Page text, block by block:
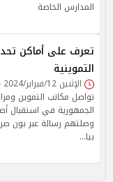
المدارس الخاصة
تعرف على أماكن
التموينية
الإثنين 12/فبراير/2024 - 08:13 م
تواصل مكاتب التموين
الجمهورية في استقبال
وصلتهم رسالة عبر بون
بيا…